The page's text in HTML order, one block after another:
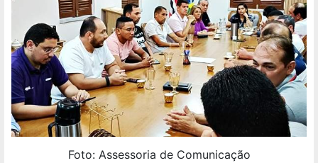
Foto: Assessoria de Comunicação